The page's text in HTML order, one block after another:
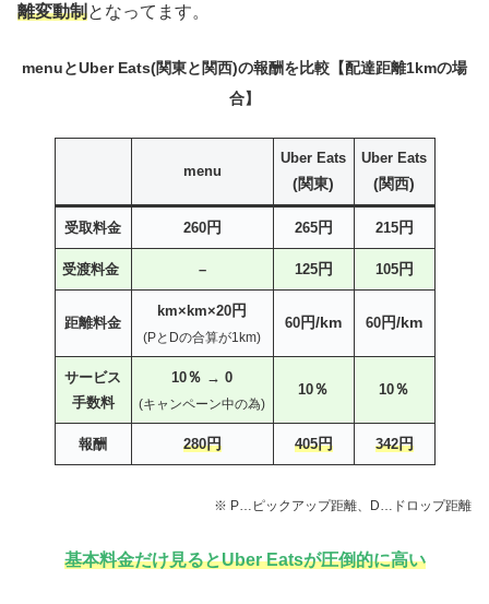
離変動制となってます。
menuとUber Eats(関東と関西)の報酬を比較【配達距離1kmの場
合】
menu
Uber Eats
(関東)
Uber Eats
(関西)
受取料金 260円 265円 215円
受渡料金 – 125円 105円
距離料金
km×km×20 円
(PとDの合算が1km)
60 円/km 60 円/km
サービス
手数料
10％ → 0
(キャンペーン中の為)
10％ 10％
報酬 280円 405円 342円
※ P…ピックアップ距離、D…ドロップ距離
基本料金だけ見るとUber Eatsが圧倒的に高い